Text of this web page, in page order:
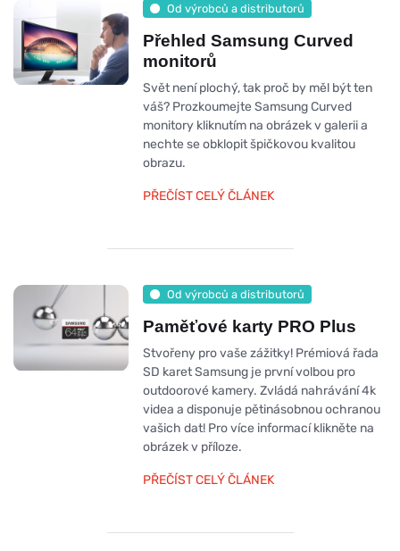
Od výrobců a distributorů
Přehled Samsung Curved
monitorů
Svět není plochý, tak proč by měl být ten
váš? Prozkoumejte Samsung Curved
monitory kliknutím na obrázek v galerii a
nechte se obklopit špičkovou kvalitou
obrazu.
PŘEČÍST CELÝ ČLÁNEK
Od výrobců a distributorů
Paměťové karty PRO Plus
Stvořeny pro vaše zážitky! Prémiová řada
SD karet Samsung je první volbou pro
outdoorové kamery. Zvládá nahrávání 4k
videa a disponuje pětinásobnou ochranou
vašich dat! Pro více informací klikněte na
obrázek v příloze.
PŘEČÍST CELÝ ČLÁNEK